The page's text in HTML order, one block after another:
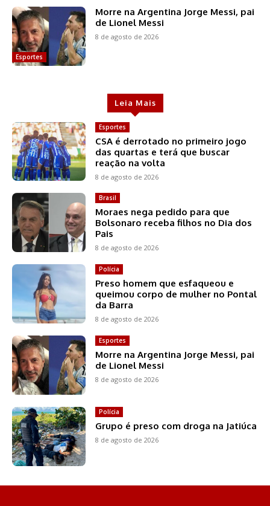
Esportes
Morre na Argentina Jorge Messi, pai
de Lionel Messi
8 de agosto de 2026
Leia Mais
Esportes
CSA é derrotado no primeiro jogo
das quartas e terá que buscar
reação na volta
8 de agosto de 2026
Brasil
Moraes nega pedido para que
Bolsonaro receba filhos no Dia dos
Pais
8 de agosto de 2026
Polícia
Preso homem que esfaqueou e
queimou corpo de mulher no Pontal
da Barra
8 de agosto de 2026
Esportes
Morre na Argentina Jorge Messi, pai
de Lionel Messi
8 de agosto de 2026
Polícia
Grupo é preso com droga na Jatiúca
8 de agosto de 2026